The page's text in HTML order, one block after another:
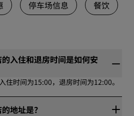
停车场信息 餐饮
入住和退房时间是如何安
住时间为15:00，退房时间为12:00。
地址是？